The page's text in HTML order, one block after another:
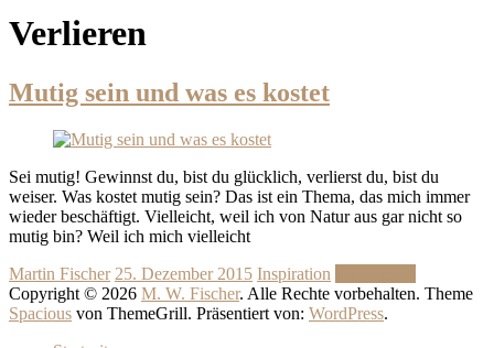
Verlieren
Mutig sein und was es kostet
Sei mutig! Gewinnst du, bist du glücklich, verlierst du, bist du
weiser. Was kostet mutig sein? Das ist ein Thema, das mich immer
wieder beschäftigt. Vielleicht, weil ich von Natur aus gar nicht so
mutig bin? Weil ich mich vielleicht
Martin Fischer 25. Dezember 2015 Inspiration
Copyright © 2026 M. W. Fischer. Alle Rechte vorbehalten. Theme
Spacious von ThemeGrill. Präsentiert von: WordPress.